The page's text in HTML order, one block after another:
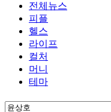
전체뉴스
피플
헬스
라이프
컬처
머니
테마